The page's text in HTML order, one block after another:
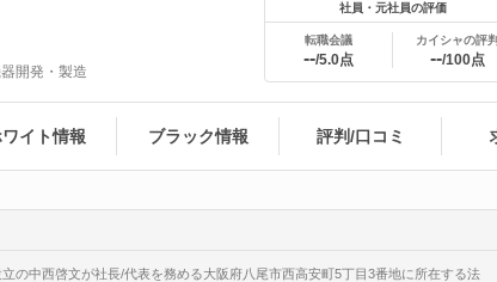
開発・製造
社員・元社員の評価
転職会議
--/5.0点
カイシャの評判
--/100点
イト情報 ブラック情報 評判/口コミ
の中西啓文が社長/代表を務める大阪府八尾市西高安町5丁目3番地に所在する法